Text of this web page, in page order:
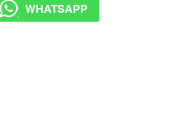
WHATSAPP